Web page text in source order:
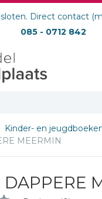
Direct contact
085 - 0712 842
Kinder- en
MEERMIN